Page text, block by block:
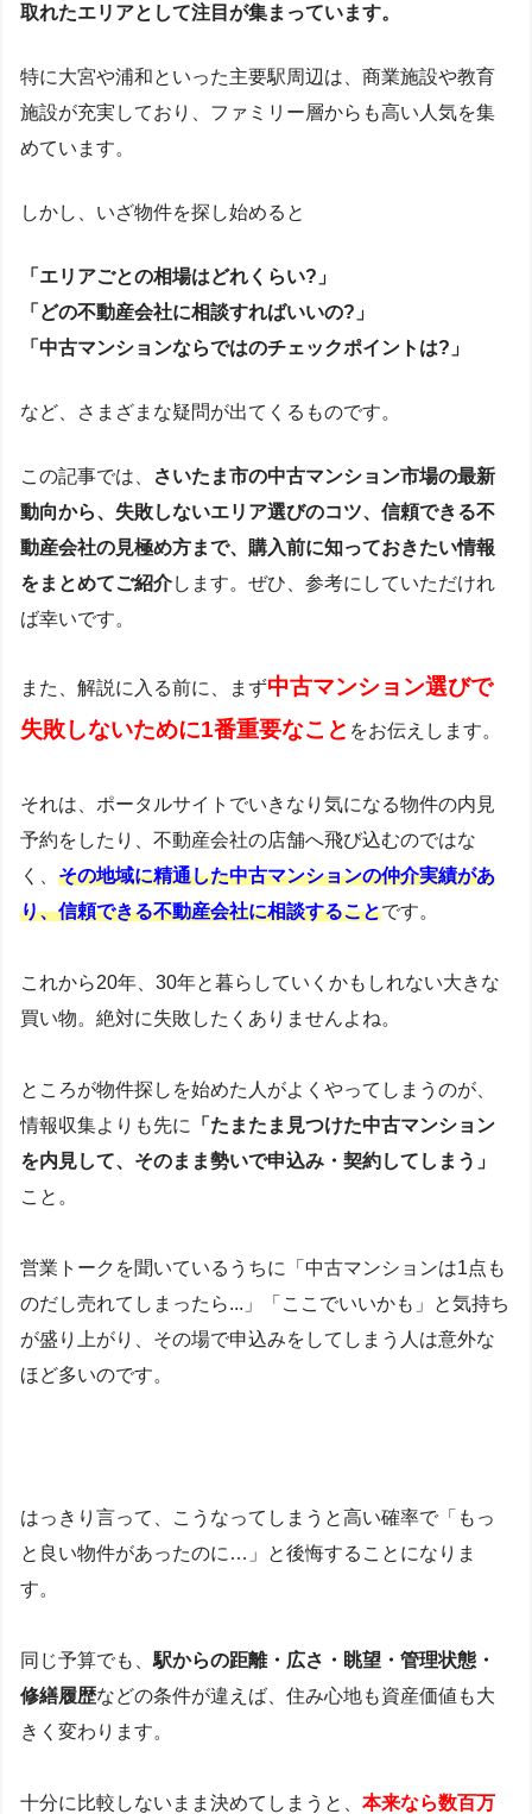
取れたエリアとして注目が集まっています。
特に大宮や浦和といった主要駅周辺は、商業施設や教育
施設が充実しており、ファミリー層からも高い人気を集
めています。
しかし、いざ物件を探し始めると
「エリアごとの相場はどれくらい?」
「どの不動産会社に相談すればいいの?」
「中古マンションならではのチェックポイントは?」
など、さまざまな疑問が出てくるものです。
この記事では、
さいたま市の中古マンション市場の最新
動向から、失敗しないエリア選びのコツ、信頼できる不
動産会社の見極め方まで、購入前に知っておきたい情報
をまとめてご紹介します。ぜひ、参考にしていただけれ
ば幸いです。
また、解説に入る前に、まず中古マンション選びで
失敗しないために1番重要なこと をお伝えします。
それは、ポータルサイトでいきなり気になる物件の内見
予約をしたり、不動産会社の店舗へ飛び込むのではな
く、 その地域に精通した中古マンションの仲介実績があ
り、信頼できる不動産会社に相談することです。
これから20年、30年と暮らしていくかもしれない大きな
買い物。絶対に失敗したくありませんよね。
ところが物件探しを始めた人がよくやってしまうのが、
情報収集よりも先に
「たまたま見つけた中古マンション
を内見して、そのまま勢いで申込み・契約してしまう」
こと。
営業トークを聞いているうちに「中古マンションは1点も
のだし売れてしまったら...」「ここでいいかも」と気持ち
が盛り上がり、その場で申込みをしてしまう人は意外な
ほど多いのです。
はっきり言って、こうなってしまうと高い確率で「もっ
と良い物件があったのに…」と後悔することになりま
す。
同じ予算でも、 駅からの距離・広さ・眺望・管理状態・
修繕履歴などの条件が違えば、住み心地も資産価値も大
きく変わります。
十分に比較しないまま決めてしまうと、 本来なら数百万